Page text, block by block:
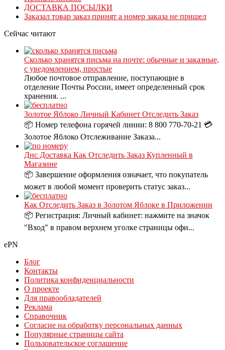
ДОСТАВКА ПОСЫЛКИ
Заказал товар заказ принят а номер заказа не пришел
Сейчас читают
Сколько хранятся письма на почте: обычные и заказные,
с уведомлением, простые
Любое почтовое отправление, поступающие в
отделение Почты России, имеет определенный срок
хранения. ...
Золотое Яблоко Личный Кабинет Отследить Заказ
📦 Номер телефона горячей линии: 8 800 770-70-21 💳
Золотое Яблоко Отслеживание Заказа...
Днс Доставка Как Отследить Заказ Купленный в
Магазине
📦 Завершение оформления означает, что покупатель
может в любой момент проверить статус заказ...
Как Отследить Заказ в Золотом Яблоке в Приложении
📦 Регистрация: Личный кабинет: нажмите на значок
"Вход" в правом верхнем уголке страницы офи...
ePN
Блог
Контакты
Политика конфиденциальности
О проекте
Для правообладателей
Реклама
Справочник
Согласие на обработку персональных данных
Популярные страницы сайта
Пользовательское соглашение